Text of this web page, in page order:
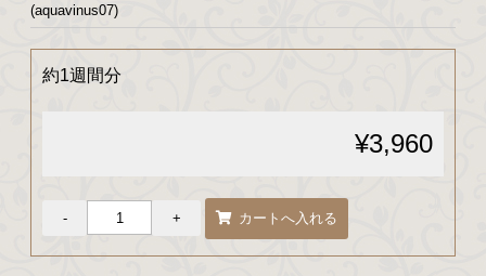
(aquavinus07)
約1週間分
¥3,960